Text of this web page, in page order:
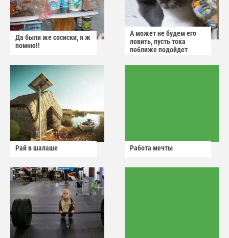
Да были же сосиски, я ж
помню!!
А может не будем его
ловить, пусть тока
поближе подойдет
Рай в шалаше Работа мечты